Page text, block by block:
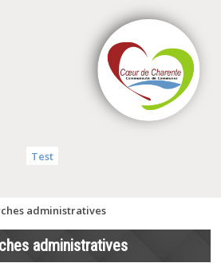
Test
administratives
administratives